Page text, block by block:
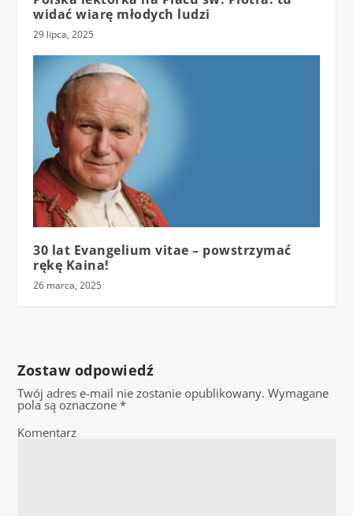
widać wiarę młodych ludzi
29 lipca, 2025
30 lat Evangelium vitae – powstrzymać
rękę Kaina!
26 marca, 2025
Zostaw odpowiedź
Twój adres e-mail nie zostanie opublikowany. Wymagane
pola są oznaczone*
Komentarz